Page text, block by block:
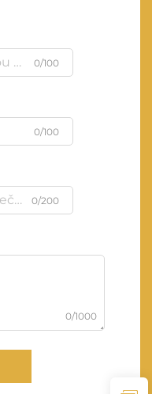
0/100
0/100
0/200
0/1000